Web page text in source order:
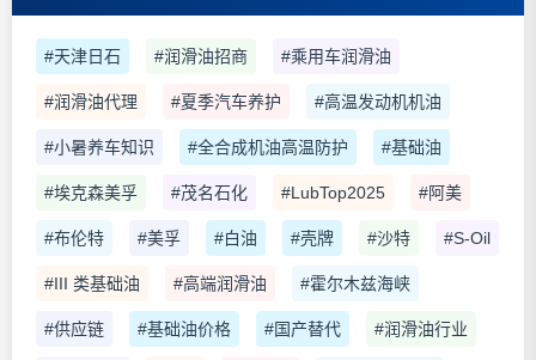
#天津日石 #润滑油招商 #乘用车润滑油
#润滑油代理 #夏季汽车养护 #高温发动机机油
#小暑养车知识 #全合成机油高温防护 #基础油
#埃克森美孚 #茂名石化 #LubTop2025 #阿美
#布伦特 #美孚 #白油 #壳牌 #沙特 #S-Oil
#III 类基础油 #高端润滑油 #霍尔木兹海峡
#供应链 #基础油价格 #国产替代 #润滑油行业